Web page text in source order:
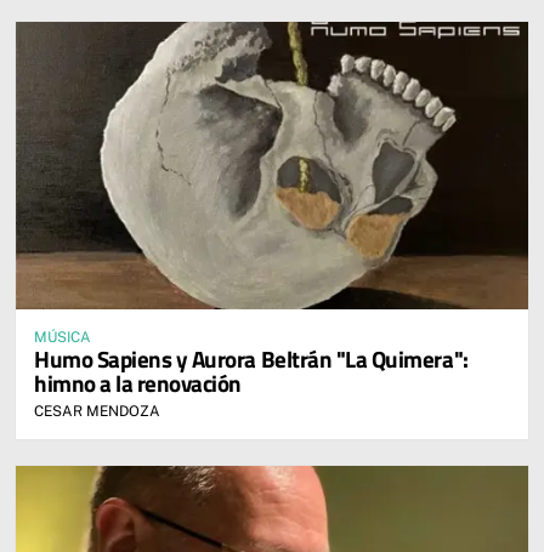
MÚSICA
Humo Sapiens y Aurora Beltrán "La Quimera":
himno a la renovación
CESAR MENDOZA